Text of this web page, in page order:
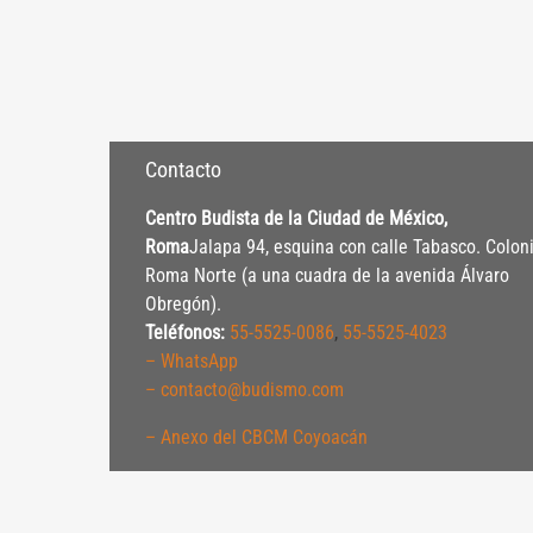
Contacto
Centro Budista de la Ciudad de México,
RomaJalapa 94, esquina con calle Tabasco.
Roma Norte (a una cuadra de la avenida Álvaro
Obregón).
Teléfonos: 55-5525-0086, 55-5525-4023
– WhatsApp
– contacto@budismo.com
– Anexo del CBCM Coyoacán